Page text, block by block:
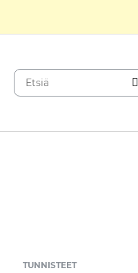
TUNNISTEET